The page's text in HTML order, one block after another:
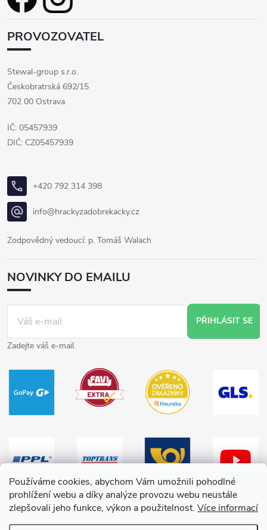
Používáme cookies, abychom Vám umožnili pohodlné
prohlížení webu a díky analýze provozu webu neustále
zlepšovali jeho funkce, výkon a použitelnost. Více informací
PROVOZOVATEL
Stewal-group s.r.o.
Českobratrská 692/15
702 00 Ostrava
IČ: 05457939
DIČ: CZ05457939
+420 792 314 398
info@hrackyzadobrekacky.cz
Zodpovědný vedoucí: p. Tomáš Walach
NOVINKY DO EMAILU
PŘIHLÁSIT SE
Zadejte váš e-mail.